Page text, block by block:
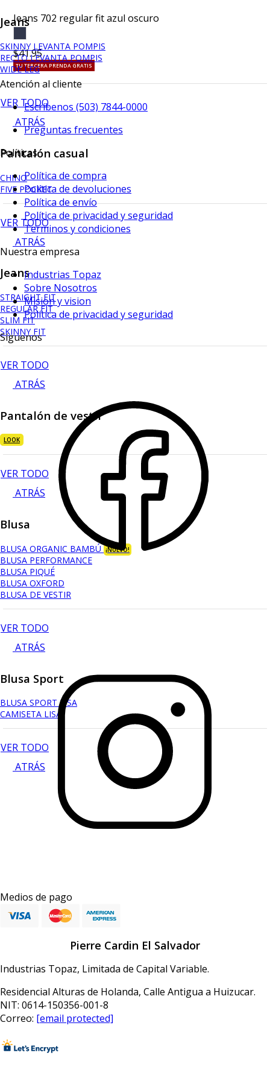
Jeans
SKINNY LEVANTA POMPIS
RECTO LEVANTA POMPIS
WIDE LEG
VER TODO
ATRÁS
Pantalón casual
CHINO
FIVE POCKET
VER TODO
ATRÁS
Jeans
STRAIGHT FIT
REGULAR FIT
SLIM FIT
SKINNY FIT
VER TODO
ATRÁS
Pantalón de vestir
LOOK
VER TODO
ATRÁS
Blusa
BLUSA ORGANIC BAMBÚ ¡NUEVO!
BLUSA PERFORMANCE
BLUSA PIQUÉ
BLUSA OXFORD
BLUSA DE VESTIR
VER TODO
ATRÁS
Blusa Sport
BLUSA SPORT LISA
CAMISETA LISA
VER TODO
ATRÁS
Jeans 702 regular fit azul oscuro
$41.95
TU TERCERA PRENDA GRATIS
Atención al cliente
Escríbenos (503) 7844-0000
Preguntas frecuentes
Políticas
Política de compra
Política de devoluciones
Política de envío
Política de privacidad y seguridad
Terminos y condiciones
Nuestra empresa
Industrias Topaz
Sobre Nosotros
Mision y vision
Política de privacidad y seguridad
Síguenos
Medios de pago
Pierre Cardin El Salvador
Industrias Topaz, Limitada de Capital Variable.
Residencial Alturas de Holanda, Calle Antigua a Huizucar.
NIT: 0614-150356-001-8
Correo: [email protected]